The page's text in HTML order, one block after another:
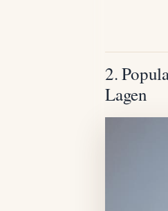
2.
Lagen